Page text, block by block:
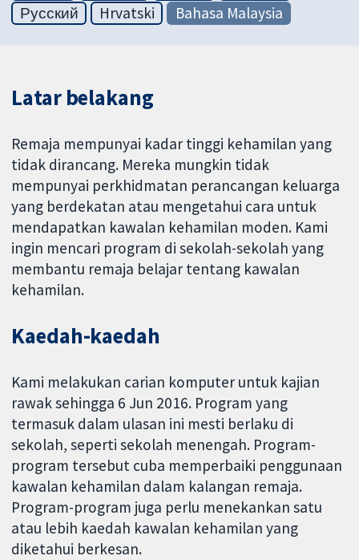
Русский
Hrvatski Bahasa Malaysia
Latar belakang
Remaja mempunyai kadar tinggi kehamilan yang
tidak dirancang. Mereka mungkin tidak
mempunyai perkhidmatan perancangan keluarga
yang berdekatan atau mengetahui cara untuk
mendapatkan kawalan kehamilan moden. Kami
ingin mencari program di sekolah-sekolah yang
membantu remaja belajar tentang kawalan
kehamilan.
Kaedah-kaedah
Kami melakukan carian komputer untuk kajian
rawak sehingga 6 Jun 2016. Program yang
termasuk dalam ulasan ini mesti berlaku di
sekolah, seperti sekolah menengah. Program-
program tersebut cuba memperbaiki penggunaan
kawalan kehamilan dalam kalangan remaja.
Program-program juga perlu menekankan satu
atau lebih kaedah kawalan kehamilan yang
diketahui berkesan.